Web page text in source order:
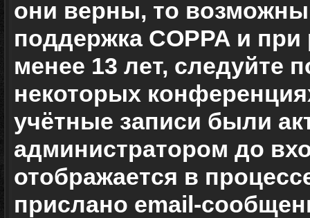
они верны, то
поддержка COPPA и
менее 13 лет, следуйте
некоторых
учётные записи были
администратором до
отображается в
прислано email-